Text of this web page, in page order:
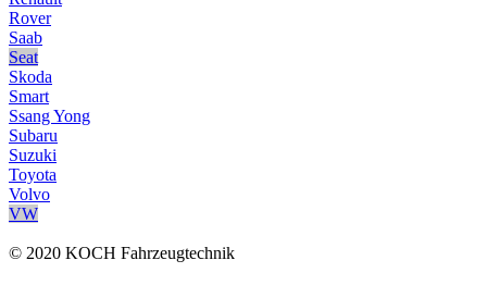
Rover
Saab
Seat
Skoda
Smart
Ssang Yong
Subaru
Suzuki
Toyota
Volvo
VW
© 2020 KOCH Fahrzeugtechnik